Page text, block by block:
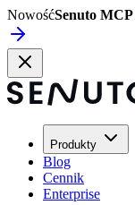
NowośćSenuto
Produkty
Blog
Cennik
Enterprise